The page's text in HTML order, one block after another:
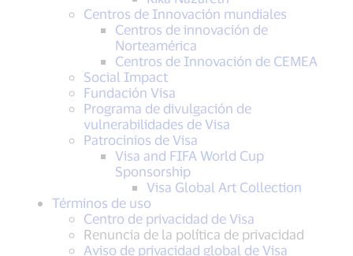
Centros de Innovación mundiales
Centros de innovación de
Norteamérica
Centros de Innovación de CEMEA
Social Impact
Fundación Visa
Programa de divulgación de
vulnerabilidades de Visa
Patrocinios de Visa
Visa and FIFA World Cup
Sponsorship
Visa Global Art Collection
Términos de uso
Centro de privacidad de Visa
Renuncia de la política de privacidad
Aviso de privacidad global de Visa